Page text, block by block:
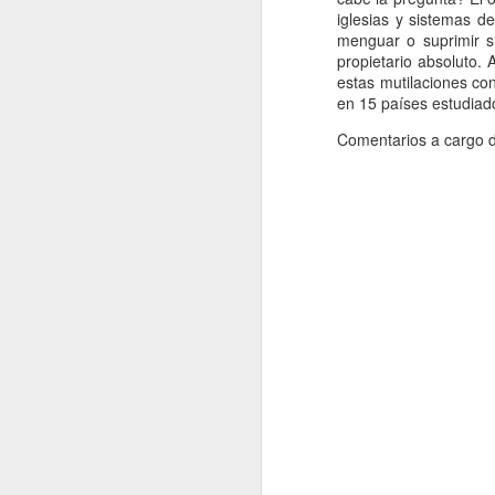
iglesias y sistemas
menguar o suprimir
propietario absoluto.
estas mutilaciones
en 15 países
Comentarios a cargo